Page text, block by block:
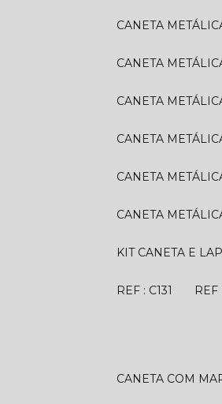
CANETA
CANETA
CANETA
CANETA
CANETA
CANETA
KIT CANETA E
REF : C131
CANETA COM